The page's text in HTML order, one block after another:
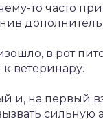
то часто
в рот
к ветеринару.
и, на первый